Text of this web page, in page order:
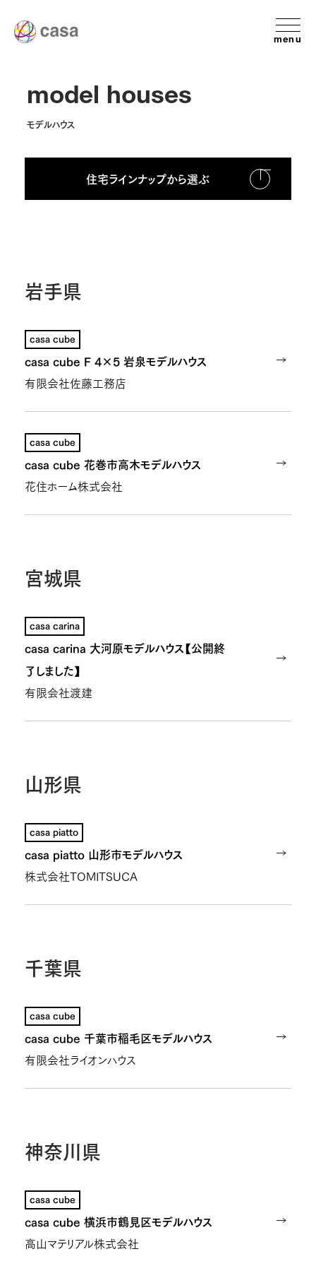
menu
model houses
モデルハウス
住宅ラインナップから選ぶ
岩手県
casa cube
casa cube F 4×5 岩泉モデルハウス
有限会社佐藤工務店
casa cube
casa cube 花巻市高木モデルハウス
花住ホーム株式会社
宮城県
casa carina
casa carina 大河原モデルハウス【公開終
了しました】
有限会社渡建
山形県
casa piatto
casa piatto 山形市モデルハウス
株式会社TOMITSUCA
千葉県
casa cube
casa cube 千葉市稲毛区モデルハウス
有限会社ライオンハウス
神奈川県
casa cube
casa cube 横浜市鶴見区モデルハウス
高山マテリアル株式会社